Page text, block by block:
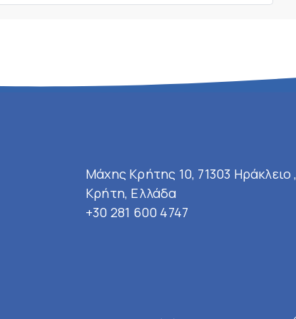
Μάχης Κρήτης 10, 71303 Ηράκλειο ,
Κρήτη, Ελλάδα
+30 281 600 4747